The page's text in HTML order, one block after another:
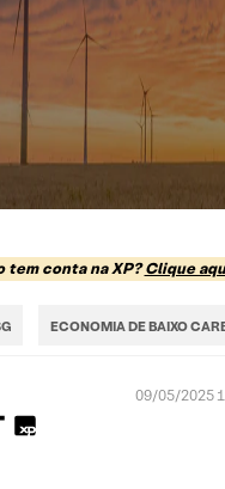
tem conta na XP?Clique
ECONOMIA DE BAIXO
09/05/2025